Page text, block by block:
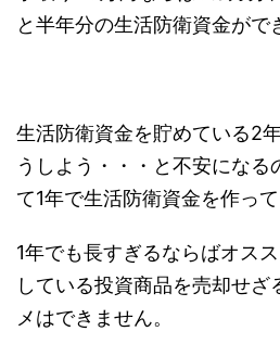
と半年分の生活防衛資金がで
生活防衛資金を貯めている2
うしよう・・・と不安になる
て1年で生活防衛資金を作っ
1年でも長すぎるならばオス
している投資商品を売却せざ
メはできません。